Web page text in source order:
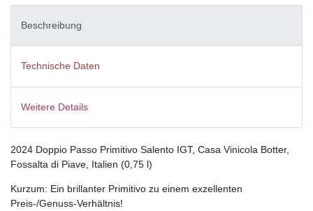
Beschreibung
Technische Daten
Weitere Details
2024 Doppio Passo Primitivo Salento IGT, Casa Vinicola Botter,
Fossalta di Piave, Italien (0,75 l)
Kurzum: Ein brillanter Primitivo zu einem exzellenten
Preis-/Genuss-Verhältnis!